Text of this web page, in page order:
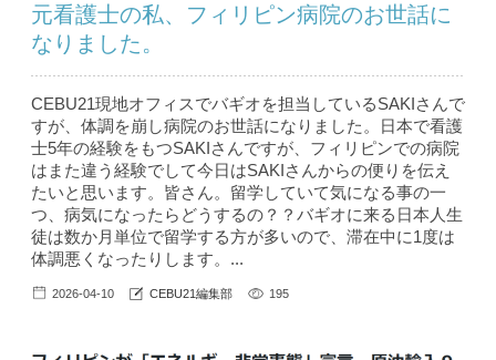
元看護士の私、フィリピン病院のお世話に
なりました。
CEBU21現地オフィスでバギオを担当しているSAKIさんで
すが、体調を崩し病院のお世話になりました。日本で看護
士5年の経験をもつSAKIさんですが、フィリピンでの病院
はまた違う経験でして今日はSAKIさんからの便りを伝え
たいと思います。皆さん。留学していて気になる事の一
つ、病気になったらどうするの？？バギオに来る日本人生
徒は数か月単位で留学する方が多いので、滞在中に1度は
体調悪くなったりします。...
2026-04-10 CEBU21編集部 195